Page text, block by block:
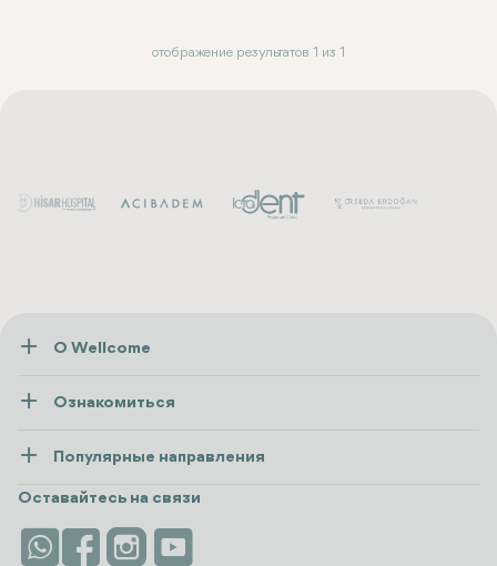
отображение результатов 1 из 1
О Wellcome
Пресса
Безопасность
Контакты
Ознакомиться
Wellness
Размещение
Достопримечательности
Отзывы
Популярные направления
посмотреть все
Istanbul
Оставайтесь на связи